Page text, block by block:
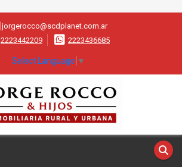
jorgerocco@scdplanet.com.ar
2223442209
2223436685
Select Language ▼